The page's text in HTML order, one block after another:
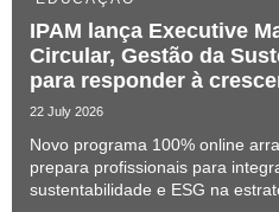
IPAM lança Executive
Circular, Gestão da
para responder à
talento especializado
22 July 2026
Novo programa 100% online
prepara profissionais para
sustentabilidade e ESG na